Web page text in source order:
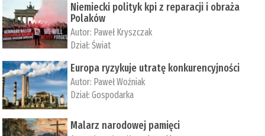
Niemiecki polityk kpi z reparacji i obraża
Polaków
Autor: Paweł Kryszczak
Dział:Świat
Europa ryzykuje utratę konkurencyjności
Autor: Paweł Woźniak
Dział:Gospodarka
Malarz narodowej pamięci